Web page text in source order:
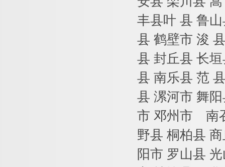
丰县叶 县 鲁
县 鹤壁市 浚
县 封丘县 长
县 南乐县 范
县 漯河市 舞
市 邓州市 南
野县 桐柏县
阳市 罗山县